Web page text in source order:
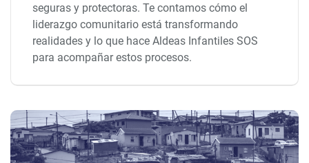
seguras y protectoras. Te contamos cómo el
liderazgo comunitario está transformando
realidades y lo que hace Aldeas Infantiles SOS
para acompañar estos procesos.